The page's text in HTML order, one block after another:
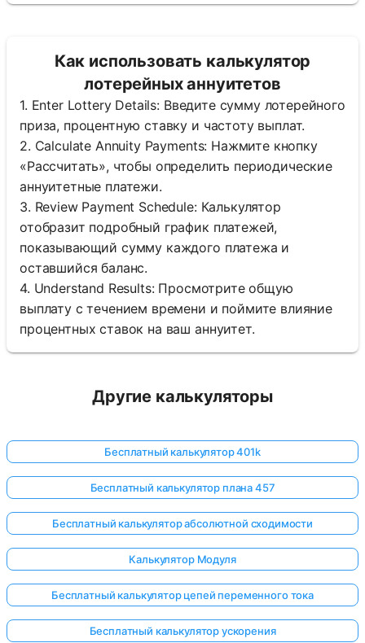
Как использовать калькулятор
лотерейных аннуитетов
1. Enter Lottery Details: Введите сумму лотерейного
приза, процентную ставку и частоту выплат.
2. Calculate Annuity Payments: Нажмите кнопку
«Рассчитать», чтобы определить периодические
аннуитетные платежи.
3. Review Payment Schedule: Калькулятор
отобразит подробный график платежей,
показывающий сумму каждого платежа и
оставшийся баланс.
4. Understand Results: Просмотрите общую
выплату с течением времени и поймите влияние
процентных ставок на ваш аннуитет.
Другие калькуляторы
Бесплатный калькулятор 401k
Бесплатный калькулятор плана 457
Бесплатный калькулятор абсолютной сходимости
Калькулятор Модуля
Бесплатный калькулятор цепей переменного тока
Бесплатный калькулятор ускорения